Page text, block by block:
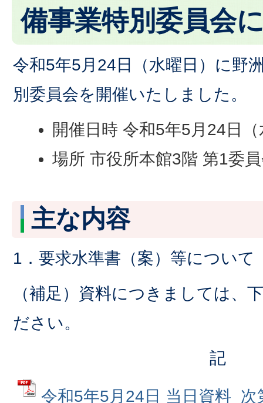
備事業特別委員会
令和5年5月24日（水曜日）に野
別委員会を開催いたしました。
開催日時 令和5年5月24日
場所 市役所本館3階 第1委
主な内容
1．要求水準書（案）等について
（補足）資料につきましては、
ださい。
記
令和5年5月24日 当日資料_